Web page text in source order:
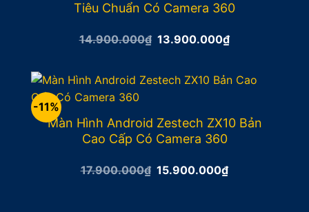
Tiêu Chuẩn Có Camera 360
14.900.000₫ Giá
14.900.000₫.
13.900.000₫Giá
13.900.000₫.
-11%
Màn Hình Android Zestech ZX10 Bản
Cao Cấp Có Camera 360
17.900.000₫ Giá
15.900.000₫Giá